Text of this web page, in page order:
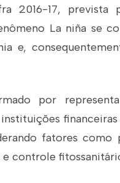
2016-17, prevista
La niña se
e,
por
financeiras
fatores como
controle